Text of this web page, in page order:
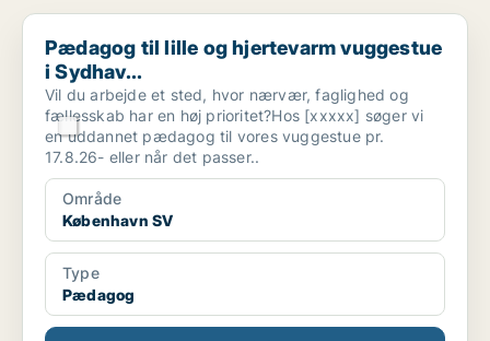
Pædagog til lille og hjertevarm vuggestue i Sydhav...
Pædagog til lille og hjertevarm vuggestue
i Sydhav...
Vil du arbejde et sted, hvor nærvær, faglighed og
fællesskab har en høj prioritet?Hos [xxxxx] søger vi
en uddannet pædagog til vores vuggestue pr.
17.8.26- eller når det passer..
Område
København SV
Type
Pædagog